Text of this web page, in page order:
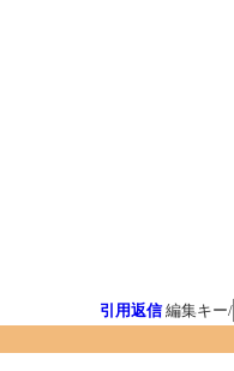
引用返信 編集キー/